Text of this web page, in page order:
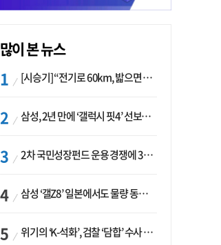
많이 본 뉴스
[시승기] “전기로 60km, 밟으면 462마력”…볼보 XC60 T8의 두 얼굴
삼성, 2년 만에 ‘갤럭시 핏4’ 선보이나…웨어러블 생태계 확장 ‘시동’
2차 국민성장펀드 운용 경쟁에 33개사 몰렸다…신한·하나 등 새 얼굴 대거 합류
삼성 ‘갤Z8’ 일본에서도 물량 동났다…애플 참전 앞두고 선두 수성 ‘시험대’
위기의 ‘K-석화’, 검찰 ‘담합’ 수사 착수…“LG·한화·롯데 등 7개 업체, 8개 제품 가격 담합”